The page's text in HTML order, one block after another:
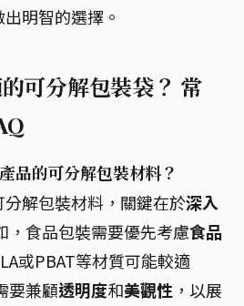
明智的選擇。
可分解包裝袋？ 常
品的可分解包裝材料？
解包裝材料，關鍵在於深入
，食品包裝需要優先考慮食品
或PBAT等材質可能較適
要兼顧透明度和美觀性 ，以展